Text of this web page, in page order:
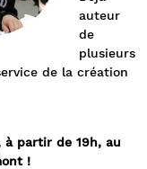
auteur
de
plusieurs
de la création
à partir de 19h, au
!